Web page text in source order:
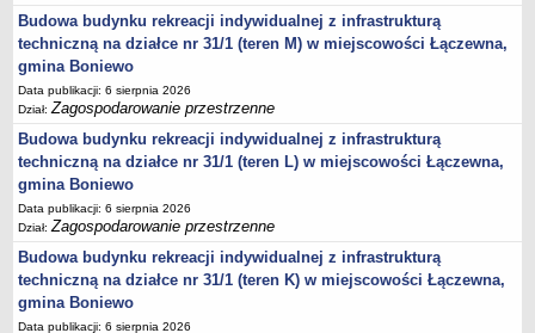
Budowa budynku rekreacji indywidualnej z infrastrukturą
techniczną na działce nr 31/1 (teren M) w miejscowości Łączewna,
gmina Boniewo
Data publikacji: 6 sierpnia 2026
Dział:Zagospodarowanie przestrzenne
Budowa budynku rekreacji indywidualnej z infrastrukturą
techniczną na działce nr 31/1 (teren L) w miejscowości Łączewna,
gmina Boniewo
Data publikacji: 6 sierpnia 2026
Dział:Zagospodarowanie przestrzenne
Budowa budynku rekreacji indywidualnej z infrastrukturą
techniczną na działce nr 31/1 (teren K) w miejscowości Łączewna,
gmina Boniewo
Data publikacji: 6 sierpnia 2026